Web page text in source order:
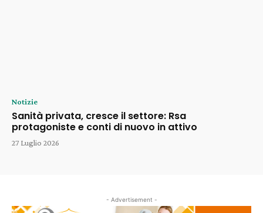
Notizie
Sanità privata, cresce il settore: Rsa
protagoniste e conti di nuovo in attivo
27 Luglio 2026
- Advertisement -